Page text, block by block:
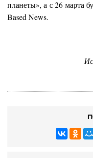
планеты», а с 26 марта
Based News.